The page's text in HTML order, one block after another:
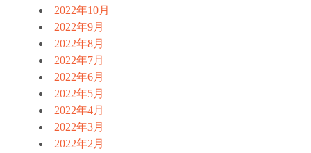
2022年10月
2022年9月
2022年8月
2022年7月
2022年6月
2022年5月
2022年4月
2022年3月
2022年2月